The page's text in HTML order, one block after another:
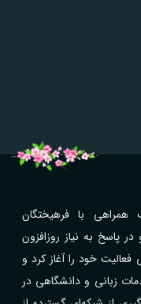
در سال 1393 با هدف همراهی با فرهیختگان
پاسخ به نیاز روزافزون
خود را آغاز کرد و
زبانی و دانشگاهی در